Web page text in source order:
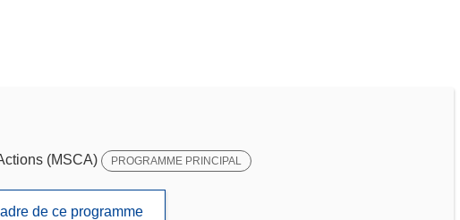
(MSCA) PROGRAMME PRINCIPAL
de ce programme